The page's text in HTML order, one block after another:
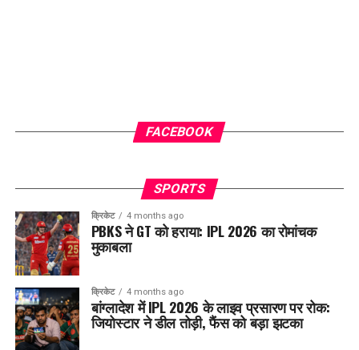
FACEBOOK
SPORTS
क्रिकेट 4 months ago
PBKS ने GT को हराया: IPL 2026 का रोमांचक
मुकाबला
क्रिकेट 4 months ago
बांग्लादेश में IPL 2026 के लाइव प्रसारण पर रोक:
जियोस्टार ने डील तोड़ी, फैंस को बड़ा झटका